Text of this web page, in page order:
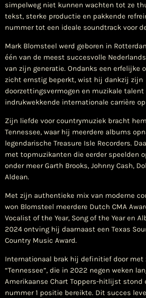
simpelweg niet kunnen wachten tot ze
tekst, sterke productie en pakkende
nummer tot een ideale soundtrack voor
Mark Blomsteel werd geboren in
één van de meest succesvolle
van zijn generatie. Ondanks een erfelijke
zicht ernstig beperkt, wist hij dankzij zijn
doorzettingsvermogen en muzikale talent
indrukwekkende internationale carrière
Zijn liefde voor countrymuziek bracht
Tennessee, waar hij meerdere albums
legendarische Treasure Isle Recorders.
met topmuzikanten die eerder speelden
onder meer Garth Brooks, Johnny Cash,
Aldean.
Met zijn authentieke mix van moderne
won Blomsteel meerdere Dutch CMA
Vocalist of the Year, Song of the Year en
2024 ontving hij daarnaast een Texas
Country Music Award.
Internationaal brak hij definitief door met
“Tennessee”, die in 2022 negen weken
Amerikaanse Chart Toppers-hitlijst
nummer 1 positie bereikte. Dit succes